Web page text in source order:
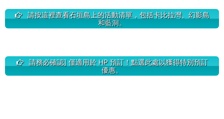
請按這裡查看石垣島上的活動清單，包括卡比拉灣、幻影島
和藍洞。
請務必確認] 僅適用於 HP 預訂！點選此處以獲得特別預訂
優惠。